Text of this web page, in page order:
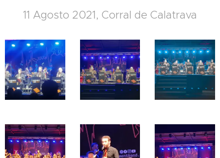
11 Agosto 2021, Corral de Calatrava